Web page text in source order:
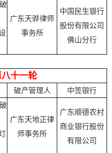
广东天骅律师
事务所
中国民生银行
股份有限公司
佛山分行
十一轮
破产管理人 中签银行
广东天地正律
师事务所
广东顺德农村
商业银行股份
有限公司